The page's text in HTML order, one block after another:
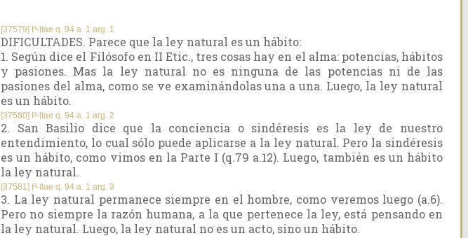
[37579] Iª-IIae q. 94 a. 1 arg. 1
DIFICULTADES. Parece que la ley natural es un hábito:
1. Según dice el Filósofo en II Etic., tres cosas hay en el alma: potencias, hábitos
y pasiones. Mas la ley natural no es ninguna de las potencias ni de las
pasiones del alma, como se ve examinándolas una a una. Luego, la ley natural
es un hábito.
[37580] Iª-IIae q. 94 a. 1 arg. 2
2. San Basilio dice que la conciencia o sindéresis es la ley de nuestro
entendimiento, lo cual sólo puede aplicarse a la ley natural. Pero la sindéresis
es un hábito, como vimos en la Parte I (q.79 a.12). Luego, también es un hábito
la ley natural.
[37581] Iª-IIae q. 94 a. 1 arg. 3
3. La ley natural permanece siempre en el hombre, como veremos luego (a.6).
Pero no siempre la razón humana, a la que pertenece la ley, está pensando en
la ley natural. Luego, la ley natural no es un acto, sino un hábito.